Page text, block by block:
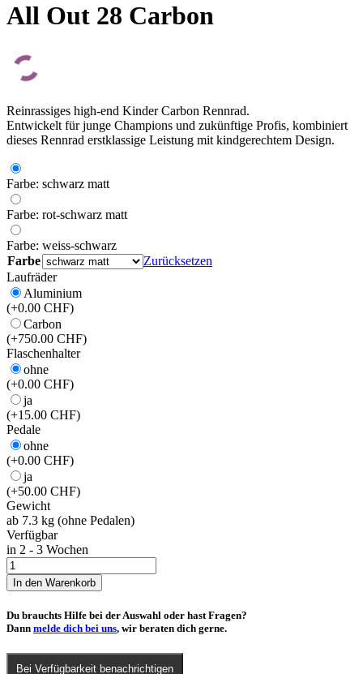
All Out 28 Carbon
Reinrassiges high-end Kinder Carbon Rennrad.
Entwickelt für junge Champions und zukünftige Profis, kombiniert
dieses Rennrad erstklassige Leistung mit kindgerechtem Design.
Farbe: schwarz matt
Farbe: rot-schwarz matt
Farbe: weiss-schwarz
Farbe
Zurücksetzen
Laufräder
Aluminium
(+0.00 CHF)
Carbon
(+750.00 CHF)
Flaschenhalter
ohne
(+0.00 CHF)
ja
(+15.00 CHF)
Pedale
ohne
(+0.00 CHF)
ja
(+50.00 CHF)
Gewicht
ab 7.3 kg (ohne Pedalen)
Verfügbar
in 2 - 3 Wochen
All
Out
28
Menge
In den Warenkorb
Du brauchts Hilfe bei der Auswahl oder hast Fragen?
Dann melde dich bei uns, wir beraten dich gerne.
Bei Verfügbarkeit benachrichtigen